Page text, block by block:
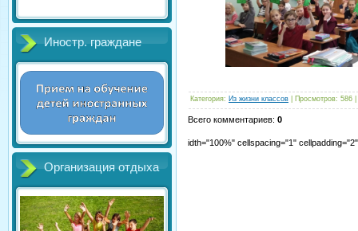
Иностр. граждане
Организация отдыха
Категория: Из жизни классов Просмотров: 586
Всего комментариев: 0
idth="100%" cellspacing="1"